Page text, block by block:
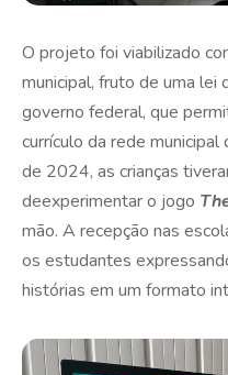
O projeto foi viabilizado
municipal, fruto de uma lei
governo federal, que
currículo da rede
de 2024, as crianças
deexperimentar o jogo
mão. A recepção nas
os estudantes
histórias em um formato